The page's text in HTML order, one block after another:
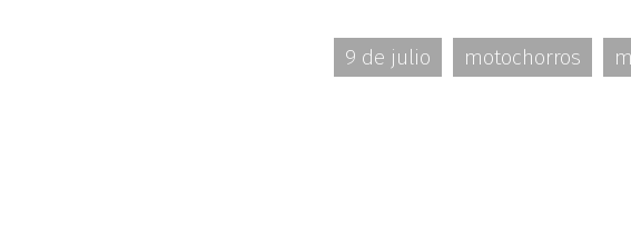
9 de julio motochorros